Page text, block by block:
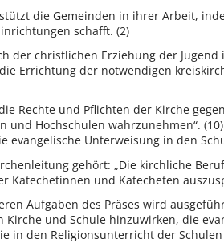
die Gemeinden in ihrer Arbeit,
schafft. (2)
der christlichen Erziehung der
Errichtung der notwendigen
Rechte und Pflichten der Kirche
Hochschulen wahrzunehmen“.
evangelische Unterweisung in den
gehört: „Die kirchliche
Katechetinnen und Katecheten
Aufgaben des Präses wird
Kirche und Schule hinzuwirken, die
in den Religionsunterricht der